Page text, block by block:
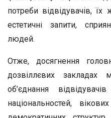
потреби відвідувачів, їх
естетичні запити,
людей.
Отже, досягнення
дозвіллєвих
об’єднання
національностей,